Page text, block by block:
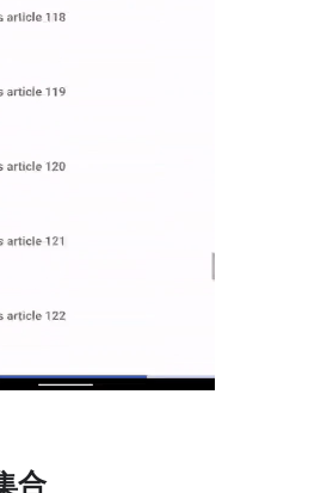
合